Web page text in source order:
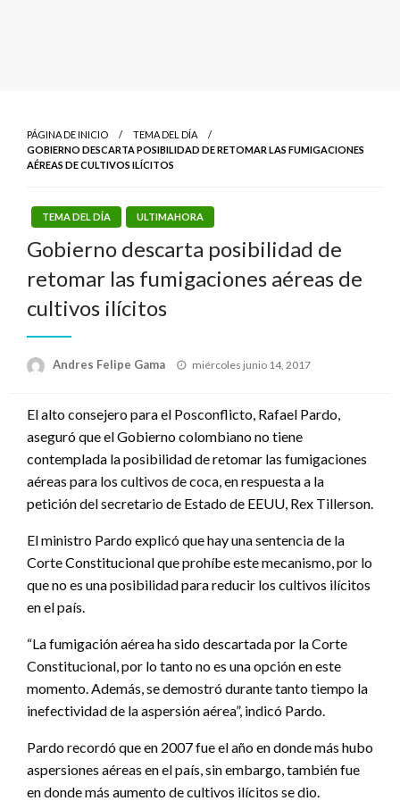
PÁGINA DE INICIO
TEMA DEL DÍA
GOBIERNO DESCARTA POSIBILIDAD DE RETOMAR LAS FUMIGACIONES
AÉREAS DE CULTIVOS ILÍCITOS
TEMA DEL DÍA ULTIMAHORA
Gobierno descarta posibilidad de
retomar las fumigaciones aéreas de
cultivos ilícitos
Andres Felipe Gama
Publicado
miércoles junio 14, 2017
El alto consejero para el Posconflicto, Rafael Pardo,
aseguró que el Gobierno colombiano no tiene
contemplada la posibilidad de retomar las fumigaciones
aéreas para los cultivos de coca, en respuesta a la
petición del secretario de Estado de EEUU, Rex Tillerson.
El ministro Pardo explicó que hay una sentencia de la
Corte Constitucional que prohíbe este mecanismo, por lo
que no es una posibilidad para reducir los cultivos ilícitos
en el país.
“La fumigación aérea ha sido descartada por la Corte
Constitucional, por lo tanto no es una opción en este
momento. Además, se demostró durante tanto tiempo la
inefectividad de la aspersión aérea”, indicó Pardo.
Pardo recordó que en 2007 fue el año en donde más hubo
aspersiones aéreas en el país, sin embargo, también fue
en donde más aumento de cultivos ilícitos se dio.